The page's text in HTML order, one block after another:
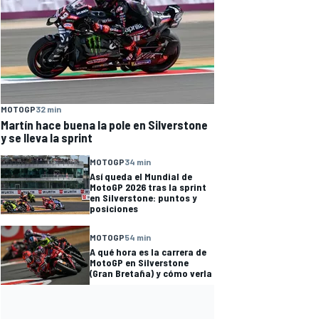
MOTOGP32 min
Martín hace buena la pole en Silverstone
y se lleva la sprint
MOTOGP34 min
Así queda el Mundial de
MotoGP 2026 tras la sprint
en Silverstone: puntos y
posiciones
MOTOGP54 min
A qué hora es la carrera de
MotoGP en Silverstone
(Gran Bretaña) y cómo verla